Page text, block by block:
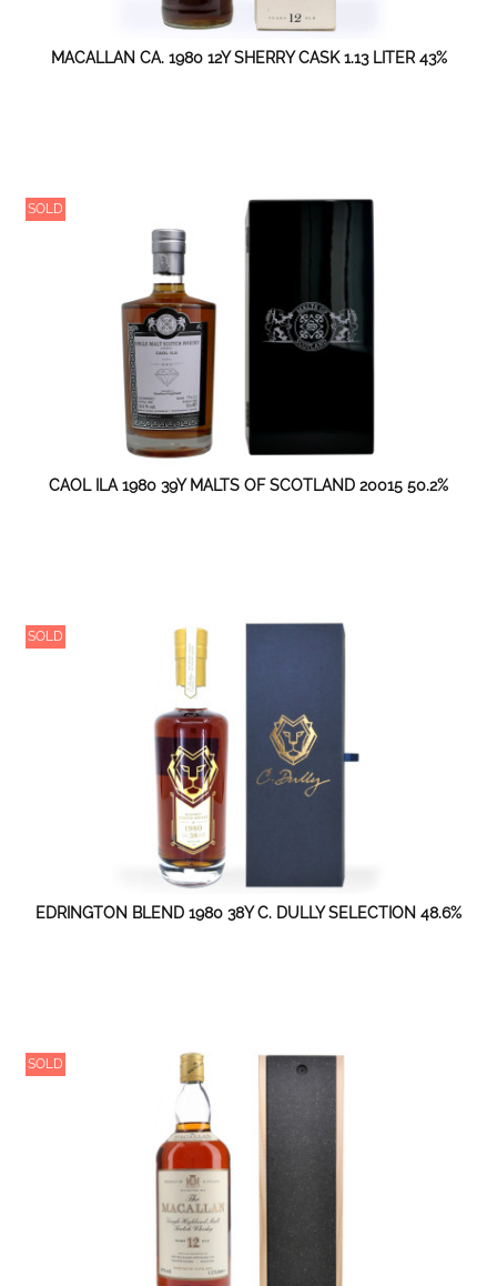
MACALLAN CA. 1980 12Y SHERRY CASK 1.13 LITER 43%
SOLD
CAOL ILA 1980 39Y MALTS OF SCOTLAND 20015 50.2%
SOLD
EDRINGTON BLEND 1980 38Y C. DULLY SELECTION 48.6%
SOLD